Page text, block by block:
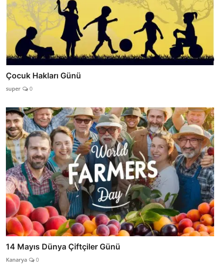
Çocuk Hakları Günü
super 0
14 Mayıs Dünya Çiftçiler Günü
Kanarya 0